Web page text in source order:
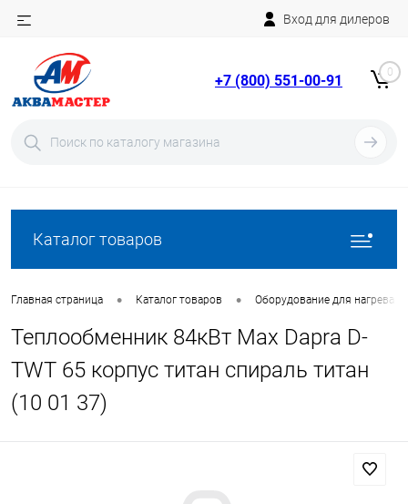
Вход для дилеров
+7 (800) 551-00-91 0
Каталог товаров
Главная страница • Каталог товаров • Оборудование для нагрева
Теплообменник 84кВт Max Dapra D-
TWT 65 корпус титан спираль титан
(10 01 37)